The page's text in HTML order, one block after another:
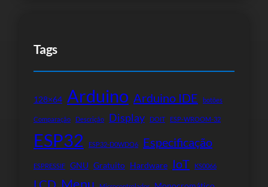
Tags
128×64 Arduino Arduino IDE botões
Comparação Descrição Display DOIT ESP-WROOM-32
ESP32 ESP32-D0WDQ6 Especificação
ESPRESSIF GNU Gratuito Hardware IoT KS0066
LCD Menu